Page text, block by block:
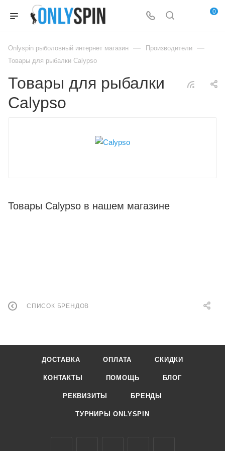
0
Onlyspin рыболовный интернет магазин — Производители —
Товары для рыбалки Calypso
Товары для рыбалки
Calypso
Товары Calypso в нашем магазине
СПИСОК БРЕНДОВ
ДОСТАВКА ОПЛАТА СКИДКИ
КОНТАКТЫ ПОМОЩЬ БЛОГ
РЕКВИЗИТЫ БРЕНДЫ
ТУРНИРЫ ONLYSPIN